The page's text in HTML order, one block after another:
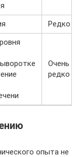
Редко
Очень
редко
опыта не